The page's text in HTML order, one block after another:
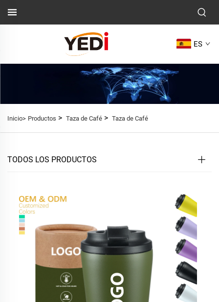
ES
Inicio> Productos > Taza de Café > Taza de Café
TODOS LOS PRODUCTOS